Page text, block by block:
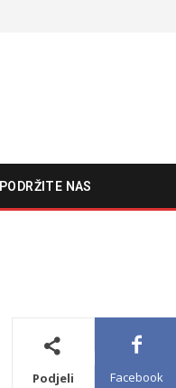
PODRŽITE NAS
Podjeli Facebook